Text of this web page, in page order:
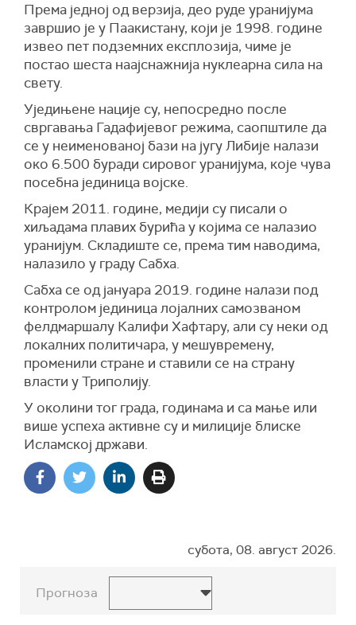
Према једној од верзија, део руде уранијума
завршио је у Паакистану, који је 1998. године
извео пет подземних експлозија, чиме је
постао шеста наајснажнија нуклеарна сила на
свету.
Уједињене нације су, непосредно после
свргавања Гадафијевог режима, саопштиле да
се у неименованој бази на југу Либије налази
око 6.500 буради сировог уранијума, које чува
посебна јединица војске.
Крајем 2011. године, медији су писали о
хиљадама плавих бурића у којима се налазио
уранијум. Складиште се, према тим наводима,
налазило у граду Сабха.
Сабха се од јануара 2019. године налази под
контролом јединица лојалних самозваном
фелдмаршалу Калифи Хафтару, али су неки од
локалних политичара, у мешувремену,
променили стране и ставили се на страну
власти у Триполију.
У околини тог града, годинама и са мање или
више успеха активне су и милиције блиске
Исламској држави.
субота, 08. август 2026.
Прогноза